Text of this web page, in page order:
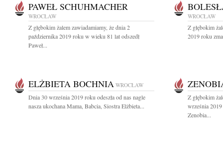
PAWEŁ SCHUHMACHER
WROCŁAW
Z głębokim żalem zawiadamiamy, że dnia 2
października 2019 roku w wieku 81 lat odszedł
Paweł...
WROCŁAW
Z głębokim
2019 roku
ELŻBIETA BOCHNIA WROCŁAW
Dnia 30 września 2019 roku odeszła od nas nagle
nasza ukochana Mama, Babcia, Siostra Elżbieta...
Z głębokim
września
Zenobia...